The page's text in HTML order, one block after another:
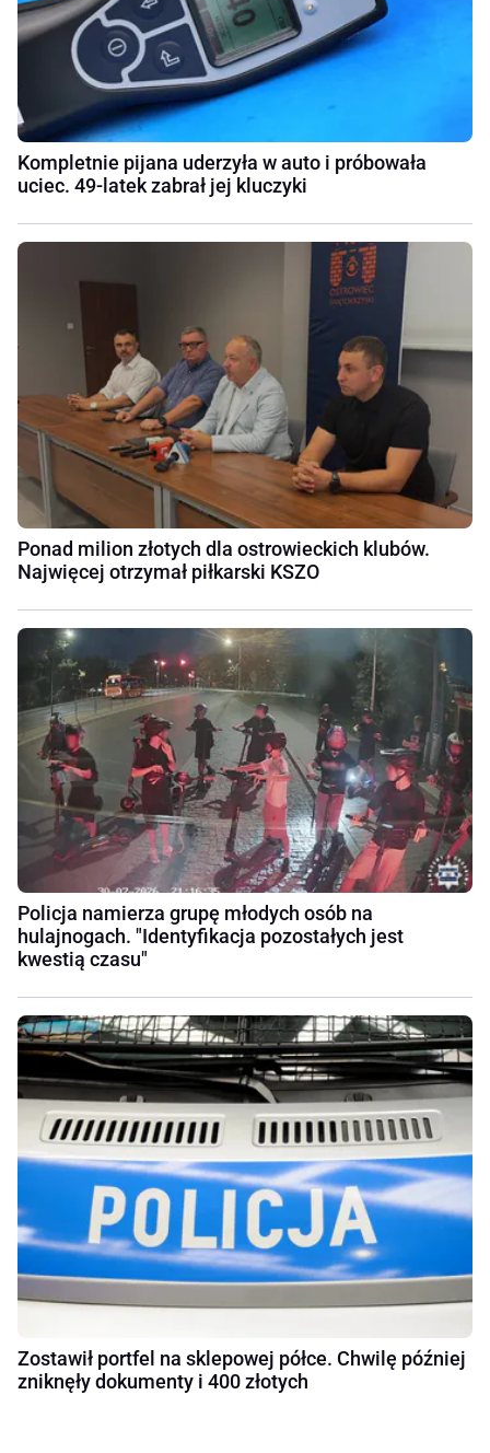
Kompletnie pijana uderzyła w auto i próbowała
uciec. 49-latek zabrał jej kluczyki
Ponad milion złotych dla ostrowieckich klubów.
Najwięcej otrzymał piłkarski KSZO
Policja namierza grupę młodych osób na
hulajnogach. "Identyfikacja pozostałych jest
kwestią czasu"
Zostawił portfel na sklepowej półce. Chwilę później
zniknęły dokumenty i 400 złotych